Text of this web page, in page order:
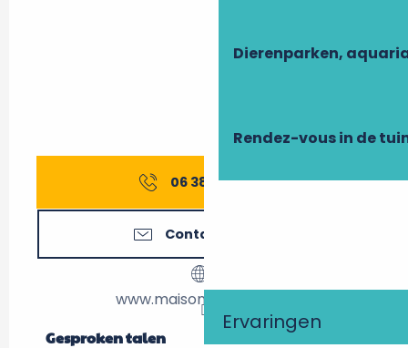
Dierenparken,
Rendez-vous in de
Ervaringen
06 38 03 89▒▒
Contacteer ons
www.maisonhulotte.com
Gesproken talen
Gesproken talen